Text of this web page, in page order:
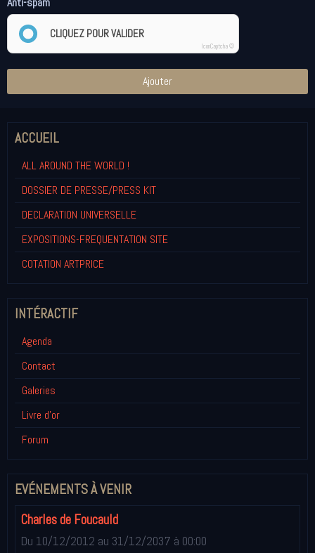
CLIQUEZ POUR VALIDER
IconCaptcha ©
Ajouter
ACCUEIL
ALL AROUND THE WORLD !
DOSSIER DE PRESSE/PRESS KIT
DECLARATION UNIVERSELLE
EXPOSITIONS-FREQUENTATION SITE
COTATION ARTPRICE
INTÉRACTIF
Agenda
Contact
Galeries
Livre d'or
Forum
EVÉNEMENTS À VENIR
Charles de Foucauld
Du 10/12/2012 au 31/12/2037 à 00:00